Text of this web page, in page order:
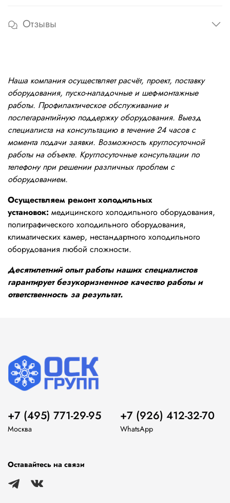
Отзывы
Наша компания осуществляет расчёт, проект, поставку
оборудования, пуско-наладочные и шеф-монтажные
работы. Профилактическое обслуживание и
послегарантийную поддержку оборудования. Выезд
специалиста на консультацию в течение 24 часов с
момента подачи заявки. Возможность круглосуточной
работы на объекте. Круглосуточные консультации по
телефону при решении различных проблем с
оборудованием.
Осуществляем ремонт холодильных
установок: медицинского холодильного оборудования,
полиграфического холодильного оборудования,
климатических камер, нестандартного холодильного
оборудования любой сложности.
Десятилетний опыт работы наших специалистов
гарантирует безукоризненное качество работы и
ответственность за результат.
+7 (495) 771-29-95
Москва
+7 (926) 412-32-70
WhatsApp
Оставайтесь на связи